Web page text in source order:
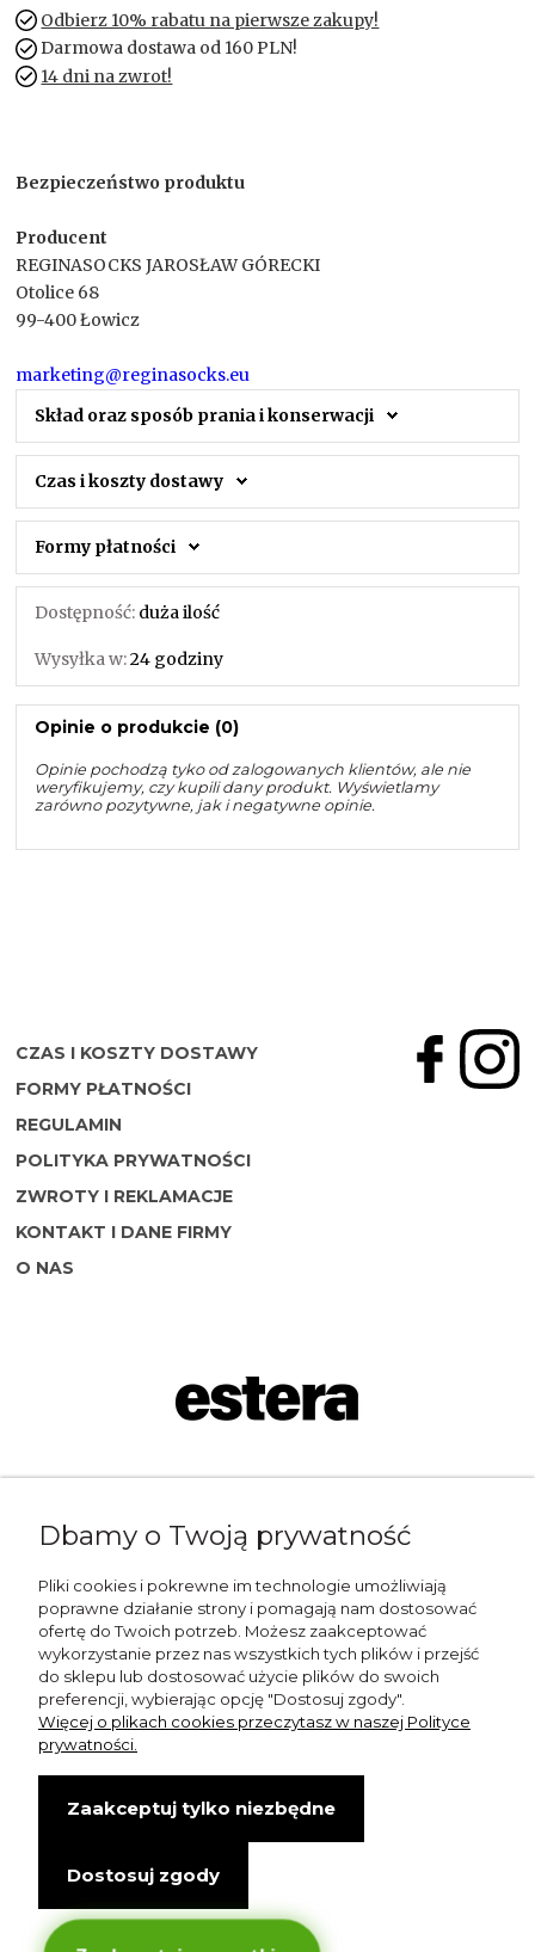
Odbierz 10% rabatu na pierwsze zakupy!
Darmowa dostawa od 160 PLN!
14 dni na zwrot!
Bezpieczeństwo produktu
Producent
REGINASOCKS JAROSŁAW GÓRECKI
Otolice 68
99-400 Łowicz
marketing@reginasocks.eu
Skład oraz sposób prania i konserwacji
Czas i koszty dostawy
Formy płatności
Dostępność: duża ilość
Wysyłka w:24 godziny
Opinie o produkcie (0)
Opinie pochodzą tyko od zalogowanych klientów, ale nie
weryfikujemy, czy kupili dany produkt. Wyświetlamy
zarówno pozytywne, jak i negatywne opinie.
CZAS I KOSZTY DOSTAWY
FORMY PŁATNOŚCI
REGULAMIN
POLITYKA PRYWATNOŚCI
ZWROTY I REKLAMACJE
KONTAKT I DANE FIRMY
O NAS
shop@esterashop.com
+48 785 709 330
ESTERA
Otolice 68
99-400 Łowicz
Wskazówki dojazdu
NIP: 8341003819
Copyright © Estera. Wszelkie prawa zastrzeżone.
Managed byDigitalCraft Solutions
Dbamy o Twoją prywatność
Pliki cookies i pokrewne im technologie umożliwiają
poprawne działanie strony i pomagają nam dostosować
ofertę do Twoich potrzeb. Możesz zaakceptować
wykorzystanie przez nas wszystkich tych plików i przejść
do sklepu lub dostosować użycie plików do swoich
preferencji, wybierając opcję "Dostosuj zgody".
Więcej o plikach cookies przeczytasz w naszej Polityce
prywatności.
Zaakceptuj tylko niezbędne
Dostosuj zgody